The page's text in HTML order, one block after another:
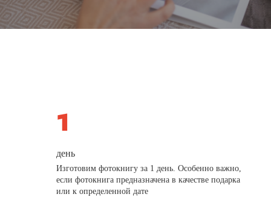
день
Изготовим фотокнигу за 1 день. Особенно важно,
если фотокнига предназначена в качестве подарка
или к определенной дате